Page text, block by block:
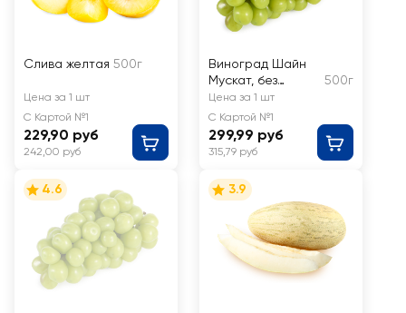
Слива желтая 500г
Цена за 1 шт
С Картой №1
229,90 руб
242,00 руб
Виноград Шайн
Мускат, без
косточек
500г
Цена за 1 шт
С Картой №1
299,99 руб
315,79 руб
4.6 3.9